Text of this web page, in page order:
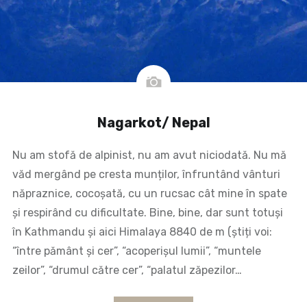
Nagarkot/ Nepal
Nu am stofă de alpinist, nu am avut niciodată. Nu mă
văd mergând pe cresta munților, înfruntând vânturi
năpraznice, cocoșată, cu un rucsac cât mine în spate
și respirând cu dificultate. Bine, bine, dar sunt totuși
în Kathmandu și aici Himalaya 8840 de m (știți voi:
“între pământ și cer”, “acoperișul lumii”, “muntele
zeilor”, “drumul către cer”, “palatul zăpezilor…